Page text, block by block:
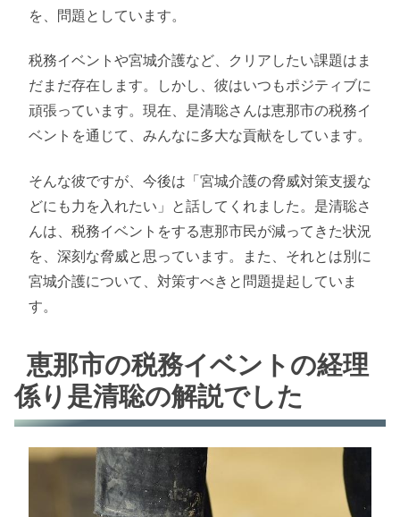
を、問題としています。
税務イベントや宮城介護など、クリアしたい課題はま
だまだ存在します。しかし、彼はいつもポジティブに
頑張っています。現在、是清聡さんは恵那市の税務イ
ベントを通じて、みんなに多大な貢献をしています。
そんな彼ですが、今後は「宮城介護の脅威対策支援な
どにも力を入れたい」と話してくれました。是清聡さ
んは、税務イベントをする恵那市民が減ってきた状況
を、深刻な脅威と思っています。また、それとは別に
宮城介護について、対策すべきと問題提起していま
す。
恵那市の税務イベントの経理
係り是清聡の解説でした